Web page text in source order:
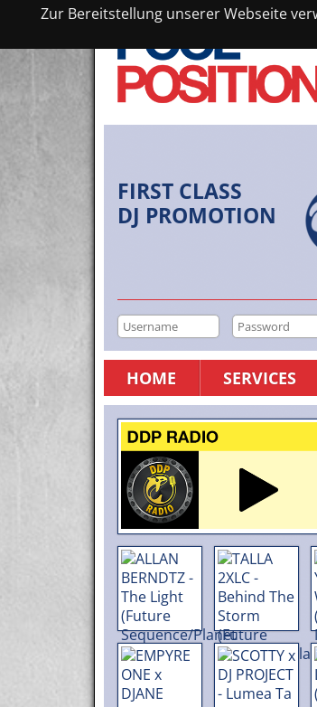
Zur Bereitstellung unserer Webseite
FIRST CLASS
DJ PROMOTION
HOME SERVICES